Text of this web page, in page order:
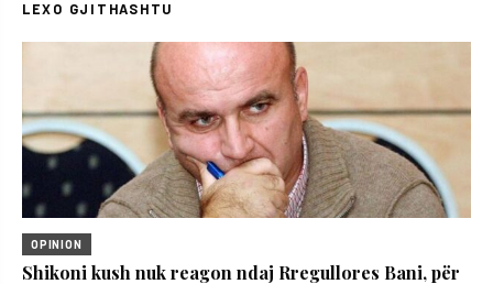
LEXO GJITHASHTU
OPINION
Shikoni kush nuk reagon ndaj Rregullores Bani, për